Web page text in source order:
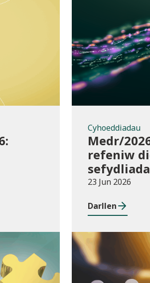
uwch
Cyhoeddiadau
Medr/
refeniw
bellach ac
23 Jun 2026
Darllen